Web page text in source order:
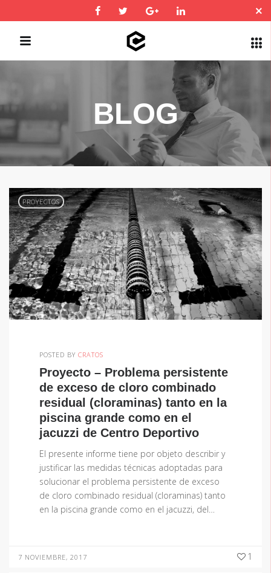
BLOG
PROYECTOS
POSTED BYCRATOS
Proyecto – Problema persistente
de exceso de cloro combinado
residual (cloraminas) tanto en la
piscina grande como en el
jacuzzi de Centro Deportivo
El presente informe tiene por objeto describir y
justificar las medidas técnicas adoptadas para
solucionar el problema persistente de exceso
de cloro combinado residual (cloraminas) tanto
en la piscina grande como en el jacuzzi, del…
7 NOVIEMBRE, 2017 1